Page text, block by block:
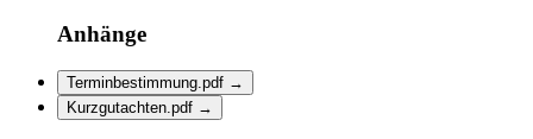
Anhänge
Terminbestimmung.pdf →
Kurzgutachten.pdf →